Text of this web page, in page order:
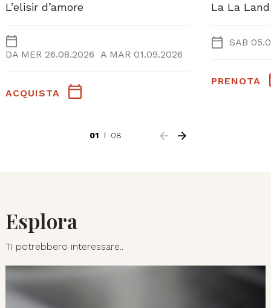
L’elisir d’amore
DA MER 26.08.2026 A MAR 01.09.2026
ACQUISTA
La La
SAB
PRENOTA
01 08
Esplora
Ti potrebbero interessare..